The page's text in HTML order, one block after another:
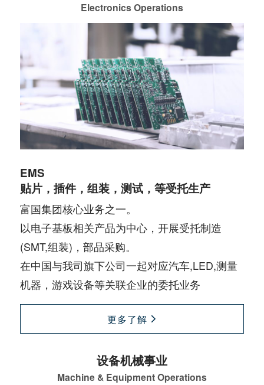
Electronics Operations
EMS
贴片，插件，组装，测试，等受托生产
富国集团核心业务之一。
以电子基板相关产品为中心，开展受托制造
(SMT,组装)，部品采购。
在中国与我司旗下公司一起对应汽车,LED,测量
机器，游戏设备等关联企业的委托业务
更多了解
设备机械事业
Machine & Equipment Operations